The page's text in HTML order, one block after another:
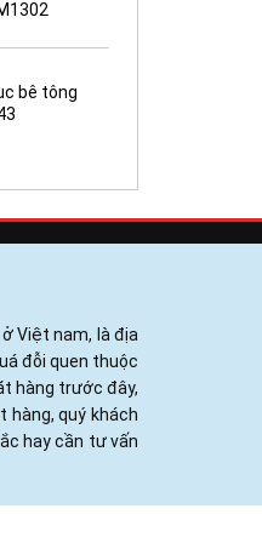
bê tông
Việt nam, là địa
đỗi quen thuộc
hàng trước đây,
hàng, quý khách
hay cần tư vấn